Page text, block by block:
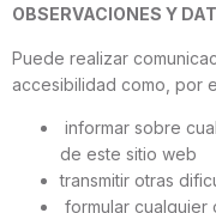
OBSERVACIONES Y
Puede realizar
accesibilidad como, por
informar sobre
de este sitio web
transmitir otras
formular cualquier